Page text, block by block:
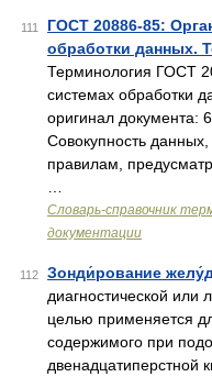
111
ГОСТ 20886-85:
обработки данных.
Терминология ГОСТ
системах обработки
оригинал документа:
Совокупность
правилам,
Словарь-справочник
документации
112 Зонди́рование
диагностической или
целью применяется
содержимого при
двенадцатиперстной